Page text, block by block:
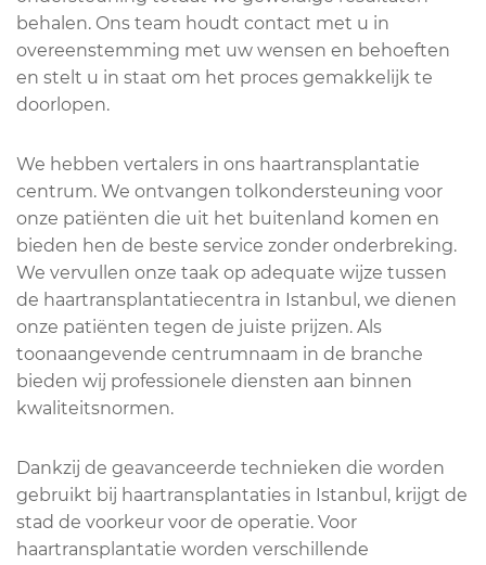
behalen. Ons team houdt contact met u in
overeenstemming met uw wensen en behoeften
en stelt u in staat om het proces gemakkelijk te
doorlopen.
We hebben vertalers in ons haartransplantatie
centrum. We ontvangen tolkondersteuning voor
onze patiënten die uit het buitenland komen en
bieden hen de beste service zonder onderbreking.
We vervullen onze taak op adequate wijze tussen
de haartransplantatiecentra in Istanbul, we dienen
onze patiënten tegen de juiste prijzen. Als
toonaangevende centrumnaam in de branche
bieden wij professionele diensten aan binnen
kwaliteitsnormen.
Dankzij de geavanceerde technieken die worden
gebruikt bij haartransplantaties in Istanbul, krijgt de
stad de voorkeur voor de operatie. Voor
haartransplantatie worden verschillende